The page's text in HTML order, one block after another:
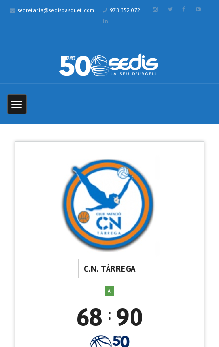
secretaria@sedisbasquet.com 973 352 072
C.N. TÀRREGA
A
68 : 90